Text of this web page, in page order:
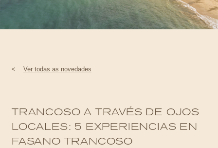
< Ver todas as novedades
TRANCOSO A TRAVÉS DE OJOS
LOCALES: 5 EXPERIENCIAS EN
FASANO TRANCOSO